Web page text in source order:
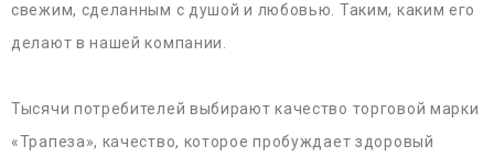
свежим, сделанным с душой и любовью. Таким, каким его
делают в нашей компании.
Тысячи потребителей выбирают качество торговой марки
«Трапеза», качество, которое пробуждает здоровый